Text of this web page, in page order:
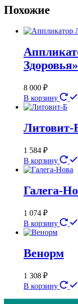
Похожие
Здоровья»
8 000 ₽
В корзину
Литовит-
1 584 ₽
В корзину
Галега-
1 074 ₽
В корзину
Венорм
1 308 ₽
В корзину